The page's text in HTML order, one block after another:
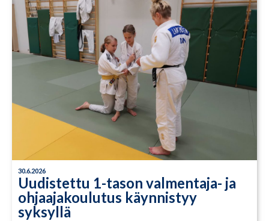
30.6.2026
Uudistettu 1-tason valmentaja- ja
ohjaajakoulutus käynnistyy
syksyllä